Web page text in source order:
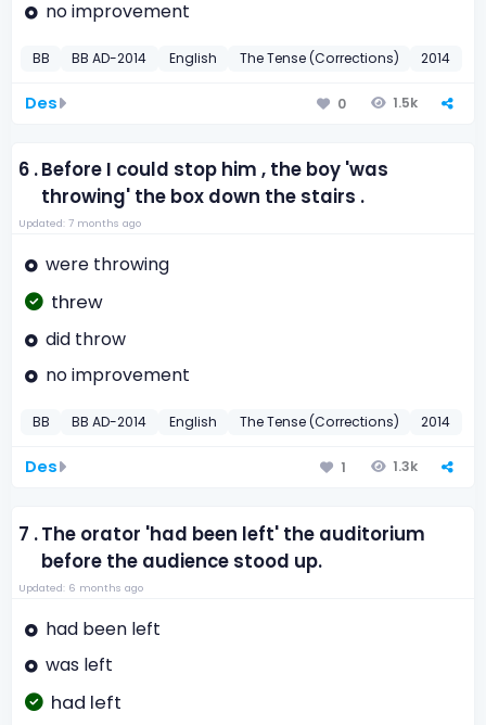
no improvement
BB BB AD-2014 English The Tense (Corrections) 2014
Des 0 1.5k
6 .Before I could stop him , the boy 'was
throwing' the box down the stairs .
Updated: 7 months ago
were throwing
threw
did throw
no improvement
BB BB AD-2014 English The Tense (Corrections) 2014
Des 1 1.3k
7 .The orator 'had been left' the auditorium
before the audience stood up.
Updated: 6 months ago
had been left
was left
had left